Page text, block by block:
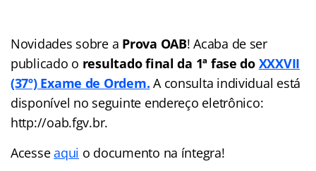
Novidades sobre a Prova OAB! Acaba de ser
publicado o resultado final da 1ª fase do XXXVII
(37º) Exame de Ordem. A consulta individual está
disponível no seguinte endereço eletrônico:
http://oab.fgv.br.
Acesseaqui o documento na íntegra!